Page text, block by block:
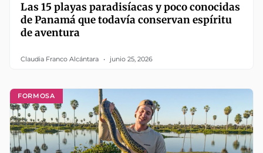
Las 15 playas paradisíacas y poco conocidas
de Panamá que todavía conservan espíritu
de aventura
Claudia Franco Alcántara junio 25, 2026
FORMOSA